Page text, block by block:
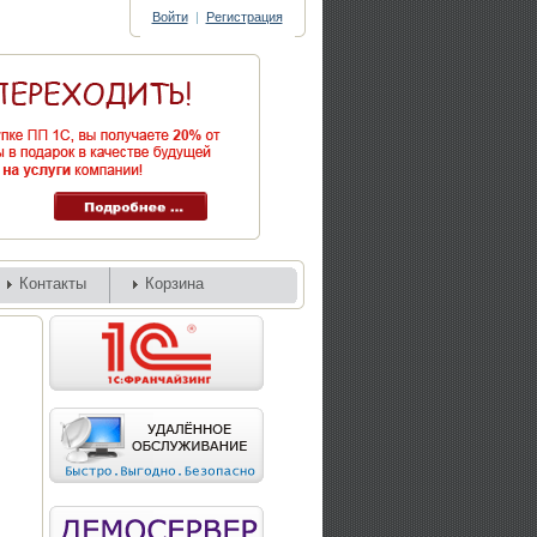
Войти | Регистрация
Контакты Корзина